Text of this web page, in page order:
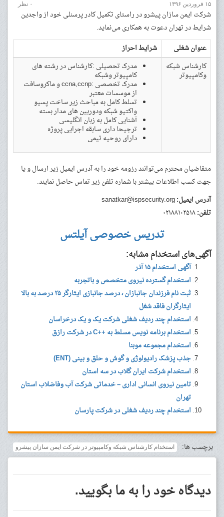
۱۵ فروردین ۱۳۹۶ ۰ نظر
شرکت ایمن سازان پیشرو در راستای تکمیل کادر پرسنلی خود از واجدین
شرایط در تهران دعوت به همکاری می‌نماید.
عنوان شغلی
شرایط احراز
کارشناس شبکه
وکامپیوتر
مدرک تحصیلی :کارشناس در رشته های
کامپیوتر وشبکه
مدرک تخصصی :ccna,ccnp و ماکروسافت
از موسسات معتبر
تسلط کامل به مباحث زیر ساخت پسیو
واکتیو شبکه ودوربین های مدار بسته
آشنایی کامل به زبان انگلیسی
ترجیحا داری سابقه اجرایی پروژه
دارای روحیه تیمی
متقاضیان محترم می‌توانند رزومه خود را به آدرس ایمیل زیر ارسال و یا
جهت کسب اطلاعات بیشتر با شماره تلفن زیر تماس حاصل نمایند.
آدرس ایمیل:sanatkar@ispsecurity.org
تلفن:۰۲۱۸۸۱۰۲۵۱۸
تدریس خصوصی آیلتس
آگهی‌های استخدام مشابه:
آگهی استخدام ۱۵ آذر
استخدام گسترده نیروی متخصص و باتجربه
ثبت نام فرزندان جانبازان ، درصد جانبازی ایثارگر ۲۵ درصد به بالا
ایثارگران فاقد شغل
استخدام چند ردیف شغلی شرکت یک و یک درخراسان
استخدام برنامه نویس مسلط به ++C در شرکت رازق
استخدام مجموعه موبنا
جذب پزشک رادیولوژی و گوش و حلق و بینی (ENT)
استخدام شرکت ایران گلاب در سه استان
تامین نیروی انسانی اداری – خدماتی شرکت آب وفاضلاب استان
تهران
استخدام چند ردیف شغلی در شرکت پارسان
برچسب ها: استخدام کارشناس شبکه وکامپیوتر در شرکت ایمن سازان پیشرو
دیدگاه خود را به ما بگویید.